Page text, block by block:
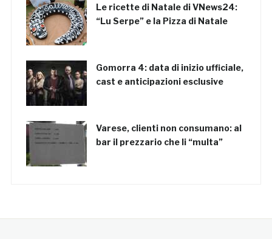
Le ricette di Natale di VNews24:
“Lu Serpe” e la Pizza di Natale
Gomorra 4: data di inizio ufficiale,
cast e anticipazioni esclusive
Varese, clienti non consumano: al
bar il prezzario che li “multa”